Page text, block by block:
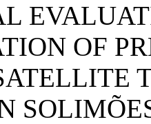
OF